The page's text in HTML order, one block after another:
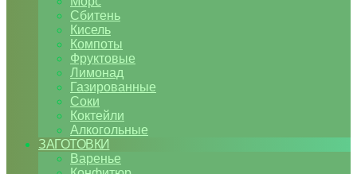
Сбитень
Кисель
Компоты
Фруктовые
Лимонад
Газированные
Соки
Коктейли
Алкогольные
ЗАГОТОВКИ
Варенье